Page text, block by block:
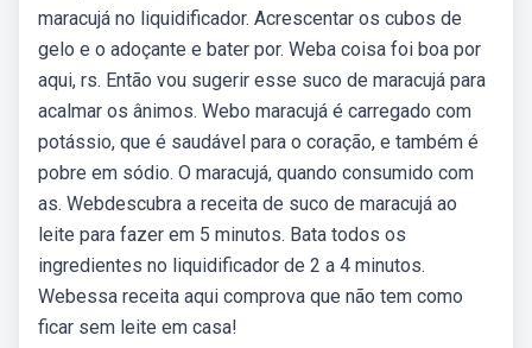
maracujá no liquidificador. Acrescentar os cubos de
gelo e o adoçante e bater por. Weba coisa foi boa por
aqui, rs. Então vou sugerir esse suco de maracujá para
acalmar os ânimos. Webo maracujá é carregado com
potássio, que é saudável para o coração, e também é
pobre em sódio. O maracujá, quando consumido com
as. Webdescubra a receita de suco de maracujá ao
leite para fazer em 5 minutos. Bata todos os
ingredientes no liquidificador de 2 a 4 minutos.
Webessa receita aqui comprova que não tem como
ficar sem leite em casa!